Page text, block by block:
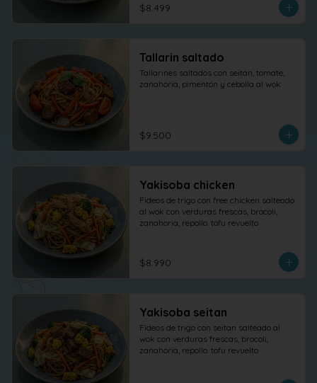
$8.499
Tallarin saltado
Tallarines saltados con seitan, tomate,
zanahoria, pimentón y cebolla al wok
$9.500
Yakisoba chicken
Fideos de trigo con free chicken salteado
al wok con verduras frescas, brocoli,
zanahoria, repollo. tofu revuelto
$8.990
Yakisoba seitan
Fideos de trigo con seitan salteado al
wok con verduras frescas, brocoli,
zanahoria, repollo. tofu revuelto